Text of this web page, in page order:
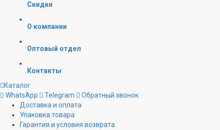
Скидки
О компании
Оптовый отдел
Контакты
Каталог
WhatsApp
Telegram
Обратный звонок
Доставка и оплата
Упаковка товара
Гарантия и условия возврата